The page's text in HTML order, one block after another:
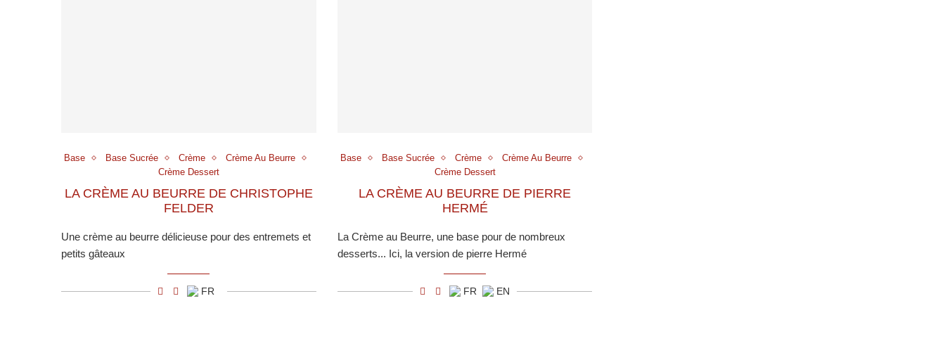
Base Base Sucrée Crème
Crème Au Beurre
Crème Dessert
LA CRÈME AU BEURRE DE CHRISTOPHE
FELDER
Une crème au beurre délicieuse pour des entremets et
petits gâteaux
FR
Base Base Sucrée Crème
Crème Au Beurre
Crème Dessert
LA CRÈME AU BEURRE DE PIERRE
HERMÉ
La Crème au Beurre, une base pour de nombreux
desserts... Ici, la version de pierre Hermé
FR EN